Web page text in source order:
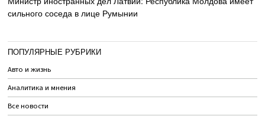
сильного соседа в лице Румынии
ПОПУЛЯРНЫЕ РУБРИКИ
Авто и жизнь
Аналитика и мнения
Все новости